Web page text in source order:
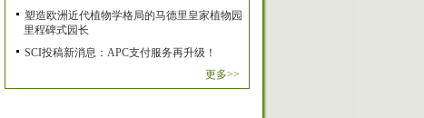
塑造欧洲近代植物学格局的马德里皇家植物园
里程碑式园长
SCI投稿新消息：APC支付服务再升级！
更多>>